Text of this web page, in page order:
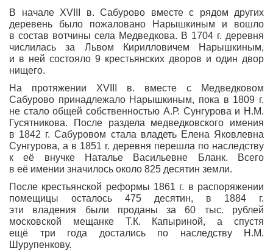
В начале XVIII в. Сабурово вместе с рядом других
деревень было пожаловано Нарышкиным и вошло
в состав вотчины села Медведкова. В 1704 г. деревня
числилась за Львом Кирилловичем Нарышкиным,
и в ней состояло 9 крестьянских дворов и один двор
нищего.
На протяжении XVIII в. вместе с Медведковом
Сабурово принадлежало Нарышкиным, пока в 1809 г.
не стало общей собственностью А.Р. Сунгурова и Н.М.
Гусятникова. После раздела медведковского имения
в 1842 г. Сабуровом стала владеть Елена Яковлевна
Сунгурова, а в 1851 г. деревня перешла по наследству
к её внучке Наталье Васильевне Бланк. Всего
в её имении значилось около 825 десятин земли.
После крестьянской реформы 1861 г. в распоряжении
помещицы осталось 475 десятин, в 1884 г.
эти владения были проданы за 60 тыс. рублей
московской мещанке Т.К. Капыриной, а спустя
ещё три года достались по наследству Н.М.
Шурупенкову.